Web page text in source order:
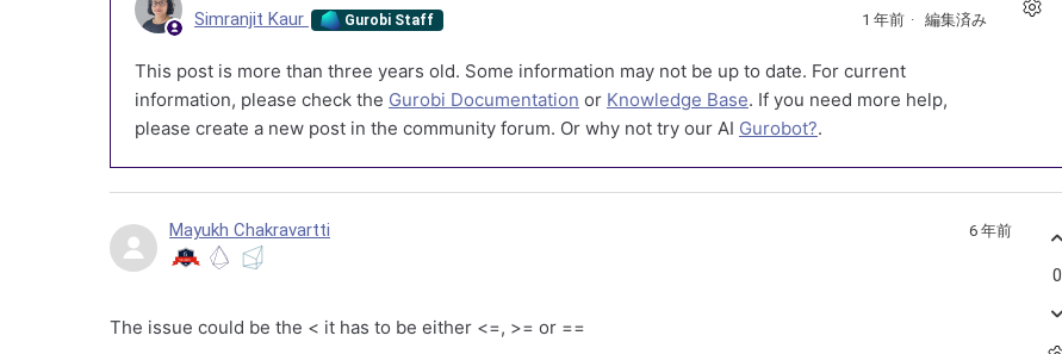
Simranjit Kaur Gurobi Staff 1 年前 編集済み
This post is more than three years old. Some information may not be up to date. For current
information, please check the Gurobi Documentation or Knowledge Base. If you need more help,
please create a new post in the community forum. Or why not try our AI Gurobot?.
Mayukh Chakravartti 6 年前
The issue could be the < it has to be either <=, >= or ==
0